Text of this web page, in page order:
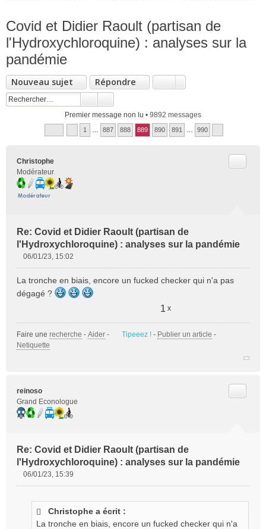
Covid et Didier Raoult (partisan de
l'Hydroxychloroquine) : analyses sur la
pandémie
Nouveau sujet Répondre
Premier message non lu • 9892 messages
1 887 888 889 890 891 990
Christophe
Modérateur
Re: Covid et Didier Raoult (partisan de
l'Hydroxychloroquine) : analyses sur la pandémie
s
s
n
o
06/01/23, 15:02
La tronche en biais, encore un fucked checker qui n'a pas
dégagé ?
1 x
Faire une recherche - Aider - Tipeeez ! - Publier un article -
Netiquette
reinoso
Grand Econologue
Re: Covid et Didier Raoult (partisan de
l'Hydroxychloroquine) : analyses sur la pandémie
06/01/23, 15:39
Christophe a écrit :
La tronche en biais, encore un fucked checker qui n'a